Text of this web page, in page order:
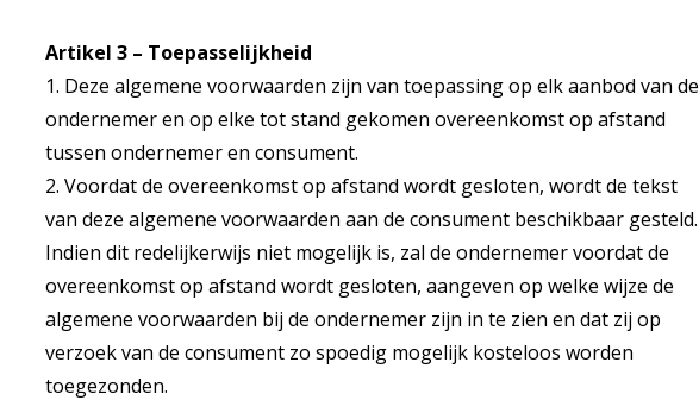
Artikel 3 – Toepasselijkheid
1. Deze algemene voorwaarden zijn van toepassing op elk aanbod van de
ondernemer en op elke tot stand gekomen overeenkomst op afstand
tussen ondernemer en consument.
2. Voordat de overeenkomst op afstand wordt gesloten, wordt de tekst
van deze algemene voorwaarden aan de consument beschikbaar gesteld.
Indien dit redelijkerwijs niet mogelijk is, zal de ondernemer voordat de
overeenkomst op afstand wordt gesloten, aangeven op welke wijze de
algemene voorwaarden bij de ondernemer zijn in te zien en dat zij op
verzoek van de consument zo spoedig mogelijk kosteloos worden
toegezonden.